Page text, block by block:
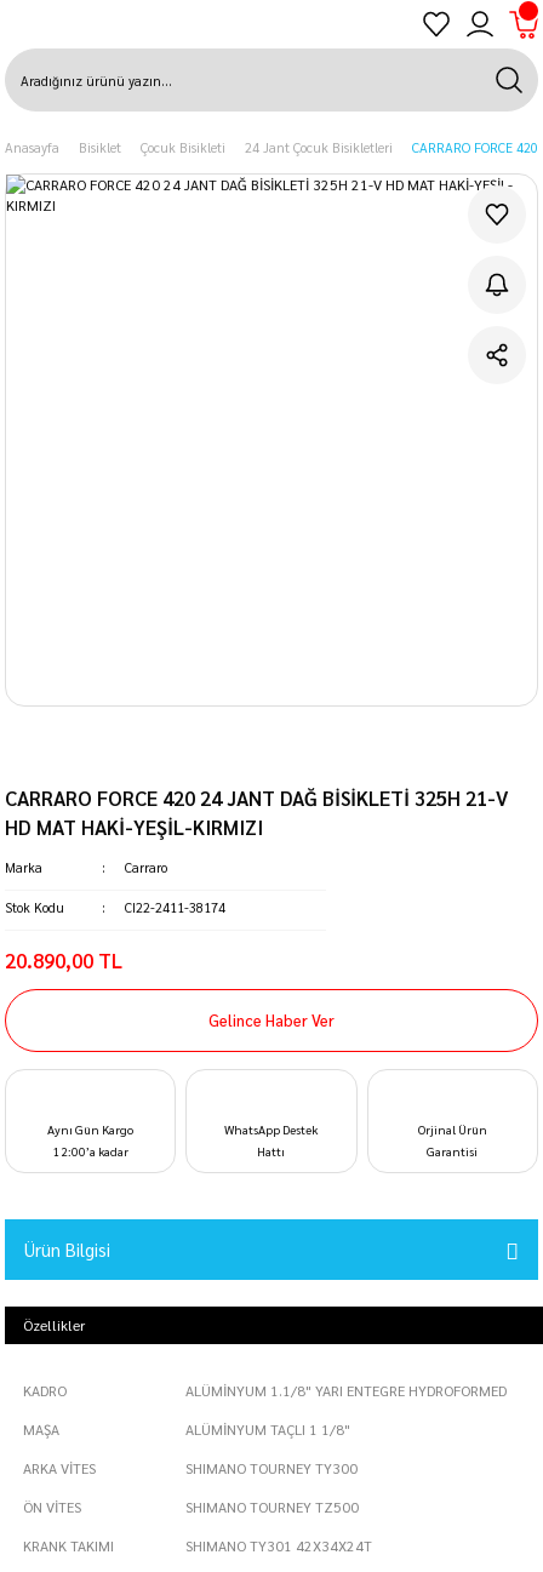
Anasayfa Bisiklet Çocuk Bisikleti 24 Jant Çocuk Bisikletleri CARRARO FORCE
CARRARO FORCE 420 24 JANT DAĞ BİSİKLETİ 325H 21-V
HD MAT HAKİ-YEŞİL-KIRMIZI
Marka Carraro
Stok Kodu CI22-2411-38174
20.890,00 TL
Gelince Haber Ver
Aynı Gün Kargo
12:00’a kadar
WhatsApp Destek
Hattı
Orjinal Ürün
Garantisi
Ürün Bilgisi
Özellikler
KADRO
ALÜMİNYUM 1.1/8" YARI ENTEGRE HYDROFORMED
MAŞA
ALÜMİNYUM TAÇLI 1 1/8"
ARKA VİTES
SHIMANO TOURNEY TY300
ÖN VİTES
SHIMANO TOURNEY TZ500
KRANK TAKIMI
SHIMANO TY301 42X34X24T